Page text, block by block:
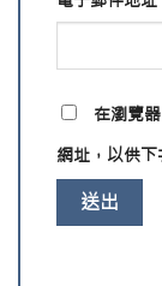
在瀏覽器
網址，以供下